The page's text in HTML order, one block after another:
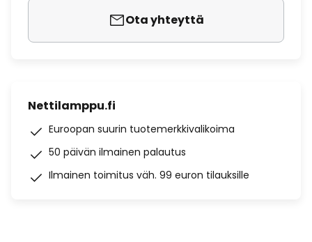
Ota yhteyttä
Nettilamppu.fi
Euroopan suurin tuotemerkkivalikoima
50 päivän ilmainen palautus
Ilmainen toimitus väh. 99 euron tilauksille